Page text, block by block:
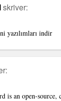
skriver:
yazılımları indir
is an open-